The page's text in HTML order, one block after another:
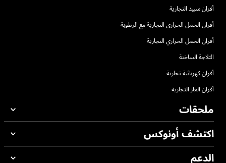
أفران سبيد التجارية
أفران الحمل الحراري التجارية مع الرطوبة
أفران الحمل الحراري التجارية
الثلاجة الساخنة
أفران كهربائية تجارية
أفران الغاز التجارية
ملحقات
جميع الملحقات
اكتشف أونوكس
مكاتبنا حول العالم
الدعم